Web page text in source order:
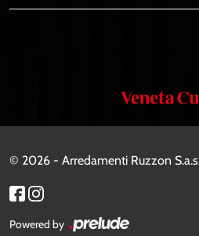
© 2026 - Arredamenti Ruzzon
Powered by